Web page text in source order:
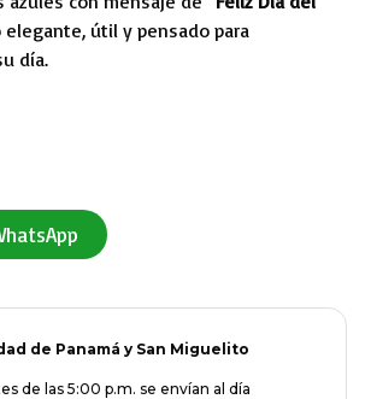
elegante, útil y pensado para
día.
de Panamá y San Miguelito
de las 5:00 p.m. se envían al día